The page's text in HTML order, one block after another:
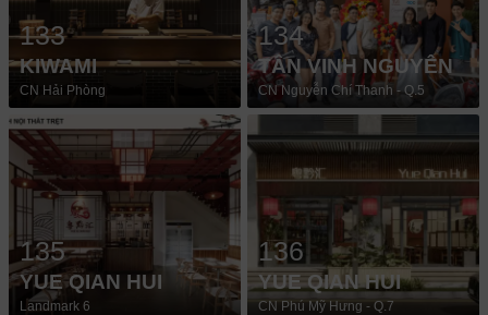
133
KIWAMI
CN Hải Phòng
134
TÂN VINH NGUYÊN
CN Nguyễn Chí Thanh - Q.5
135
YUE QIAN HUI
Landmark 6
136
YUE QIAN HUI
CN Phú Mỹ Hưng - Q.7